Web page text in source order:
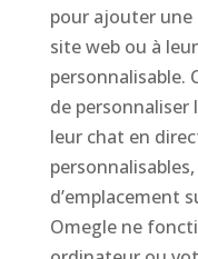
pour ajouter une
site web ou à
personnalisable.
de personnaliser
leur chat en
d’emplacement
Omegle ne